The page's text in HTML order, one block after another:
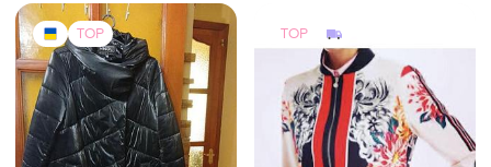
TOP TOP